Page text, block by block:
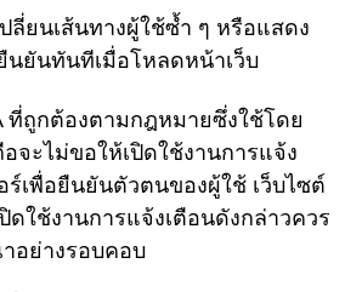
ลี่ยนเส้นทางผู้ใช้ซ้ำ ๆ หรือแสดง
นยันทันทีเมื่อโหลดหน้าเว็บ
ที่ถูกต้องตามกฎหมายซึ่งใช้โดย
จะไม่ขอให้เปิดใช้งานการแจ้ง
ร์เพื่อยืนยันตัวตนของผู้ใช้ เว็บไซต์
ดใช้งานการแจ้งเตือนดังกล่าวควร
อย่างรอบคอบ